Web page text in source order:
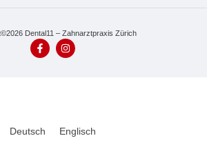
Dental11 – Zahnarztpraxis Zürich
Deutsch Englisch